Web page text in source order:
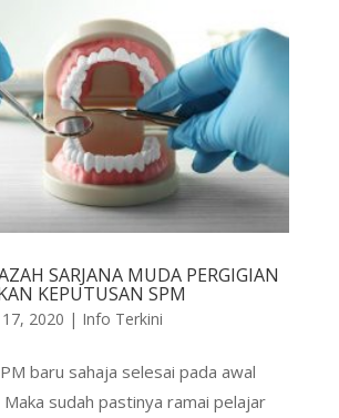
SARJANA MUDA PERGIGIAN
KEPUTUSAN SPM
17, 2020 | Info Terkini
baru sahaja selesai pada awal
sudah pastinya ramai pelajar